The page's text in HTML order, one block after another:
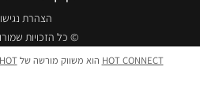
© כל הזכויות שמורות 2025
הצהרת נגישות
HOT CONNECTהוא משווק מורשה שלHOT